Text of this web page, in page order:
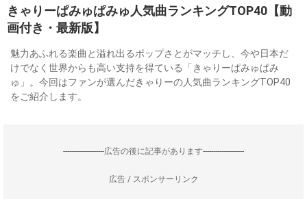
きゃりーぱみゅぱみゅ人気曲ランキングTOP40【動
画付き・最新版】
魅力あふれる楽曲と溢れ出るポップさとがマッチし、今や日本だ
けでなく世界からも高い支持を得ている「きゃりーぱみゅぱみ
ゅ」。今回はファンが選んだきゃりーの人気曲ランキングTOP40
をご紹介します。
--------------------広告の後に記事があります--------------------
広告 / スポンサーリンク